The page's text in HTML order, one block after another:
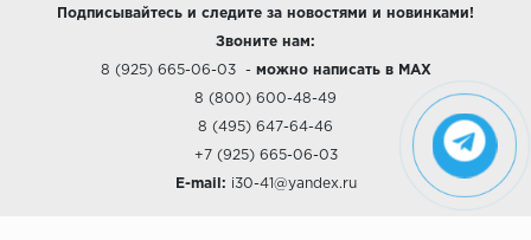
Подписывайтесь и следите за новостями и новинками!
Звоните нам:
8 (925) 665-06-03- можно написать в MAX
8 (800) 600-48-49
8 (495) 647-64-46
+7 (925) 665-06-03
E-mail: i30-41@yandex.ru